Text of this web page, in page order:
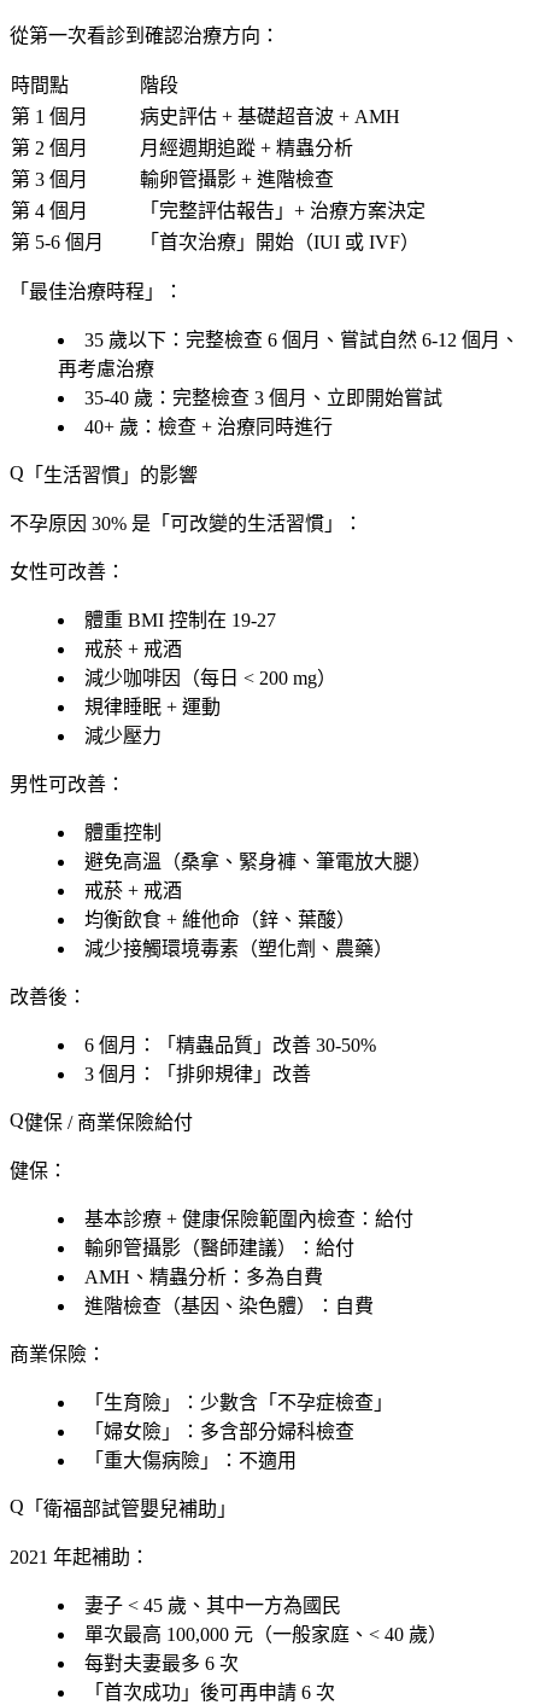
從第一次看診到確認治療方向：
時間點
階段
第 1 個月
病史評估 + 基礎超音波 + AMH
第 2 個月
月經週期追蹤 + 精蟲分析
第 3 個月
輸卵管攝影 + 進階檢查
第 4 個月
「完整評估報告」+ 治療方案決定
第 5-6 個月
「首次治療」開始（IUI 或 IVF）
「最佳治療時程」：
35 歲以下 ：完整檢查 6 個月、嘗試自然 6-12 個月、
再考慮治療
35-40 歲 ：完整檢查 3 個月、立即開始嘗試
40+ 歲 ： 檢查 + 治療同時進行
「生活習慣」的影響
不孕原因 30% 是「 可改變的生活習慣 」：
女性可改善 ：
體重 BMI 控制在 19-27
戒菸 + 戒酒
減少咖啡因
（每日 < 200 mg）
規律睡眠 + 運動
減少壓力
男性可改善 ：
體重控制
避免高溫 （桑拿、緊身褲、筆電放大腿）
戒菸 + 戒酒
均衡飲食 + 維他命 （鋅、葉酸）
減少接觸環境毒素 （塑化劑、農藥）
改善後 ：
6 個月 ：「 精蟲品質 」改善 30-50%
3 個月 ：「 排卵規律 」改善
健保 / 商業保險給付
健保 ：
基本診療 + 健康保險範圍內檢查：給付
輸卵管攝影 （醫師建議）：給付
AMH、精蟲分析 ： 多為自費
進階檢查 （基因、染色體）：自費
商業保險 ：
「生育險」：少數含「不孕症檢查」
「婦女險」：多含部分婦科檢查
「重大傷病險」：不適用
「衛福部試管嬰兒補助」
2021 年起補助：
妻子 < 45 歲、其中一方為國民
單次最高 100,000 元 （一般家庭、< 40 歲）
每對夫妻最多 6 次
「首次成功」後可再申請 6 次